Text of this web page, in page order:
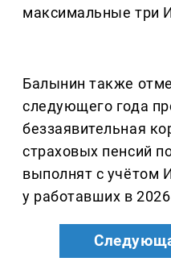
максимальные три
Балынин также
следующего года
беззаявительная
страховых пенсий
выполнят с учётом
у работавших в 2026